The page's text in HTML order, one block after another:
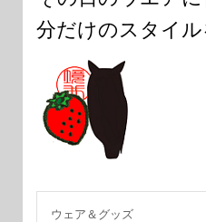
分だけのスタイ
ウェア＆グッズ